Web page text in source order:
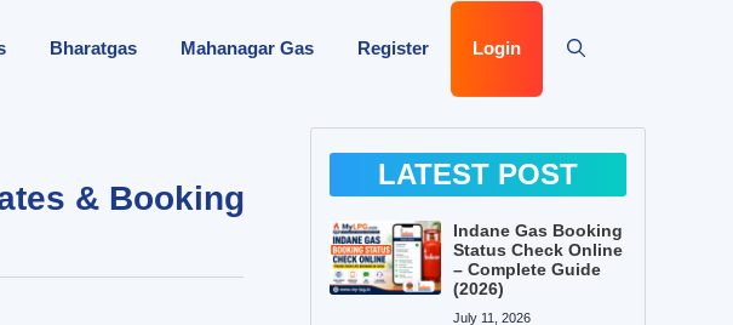
Bharatgas Mahanagar Gas Register Login
& Booking
LATEST POST
Indane Gas Booking
Status Check Online
– Complete Guide
(2026)
July 11, 2026